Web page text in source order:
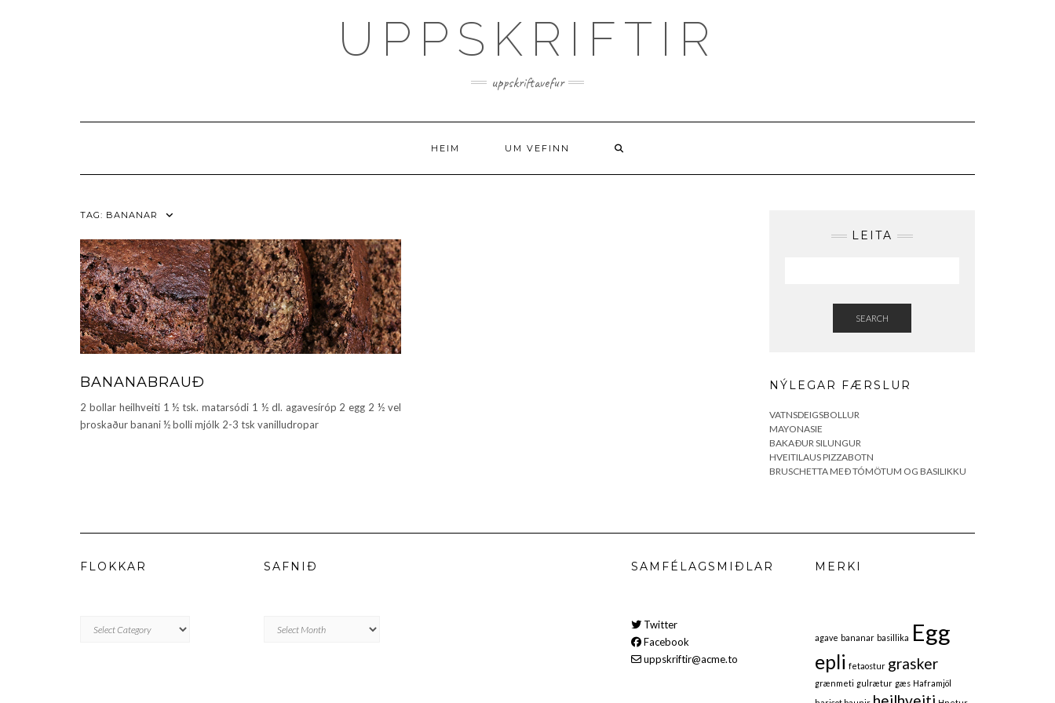
UPPSKRIFTIR
uppskriftavefur
HEIM UM VEFINN
TAG: BANANAR
BANANABRAUÐ
2 bollar heilhveiti 1 ½ tsk. matarsódi 1 ½ dl. agavesíróp 2 egg 2 ½ vel
þroskaður banani ½ bolli mjólk 2-3 tsk vanilludropar
LEITA
SEARCH
NÝLEGAR FÆRSLUR
VATNSDEIGSBOLLUR
MAYONASIE
BAKAÐUR SILUNGUR
HVEITILAUS PIZZABOTN
BRUSCHETTA MEÐ TÓMÖTUM OG BASILIKKU
FLOKKAR SAFNIÐ SAMFÉLAGSMIÐLAR
Twitter
Facebook
uppskriftir@acme.to
MERKI
agave bananar basillika Egg
epli fetaostur grasker
grænmeti gulrætur gæs Haframjöl